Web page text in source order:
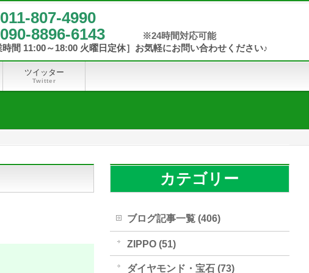
011-807-4990
090-8896-6143
ツイッター
Twitter
カテゴリー
ブログ記事一覧 (406)
ZIPPO (51)
ダイヤモンド・宝石 (73)